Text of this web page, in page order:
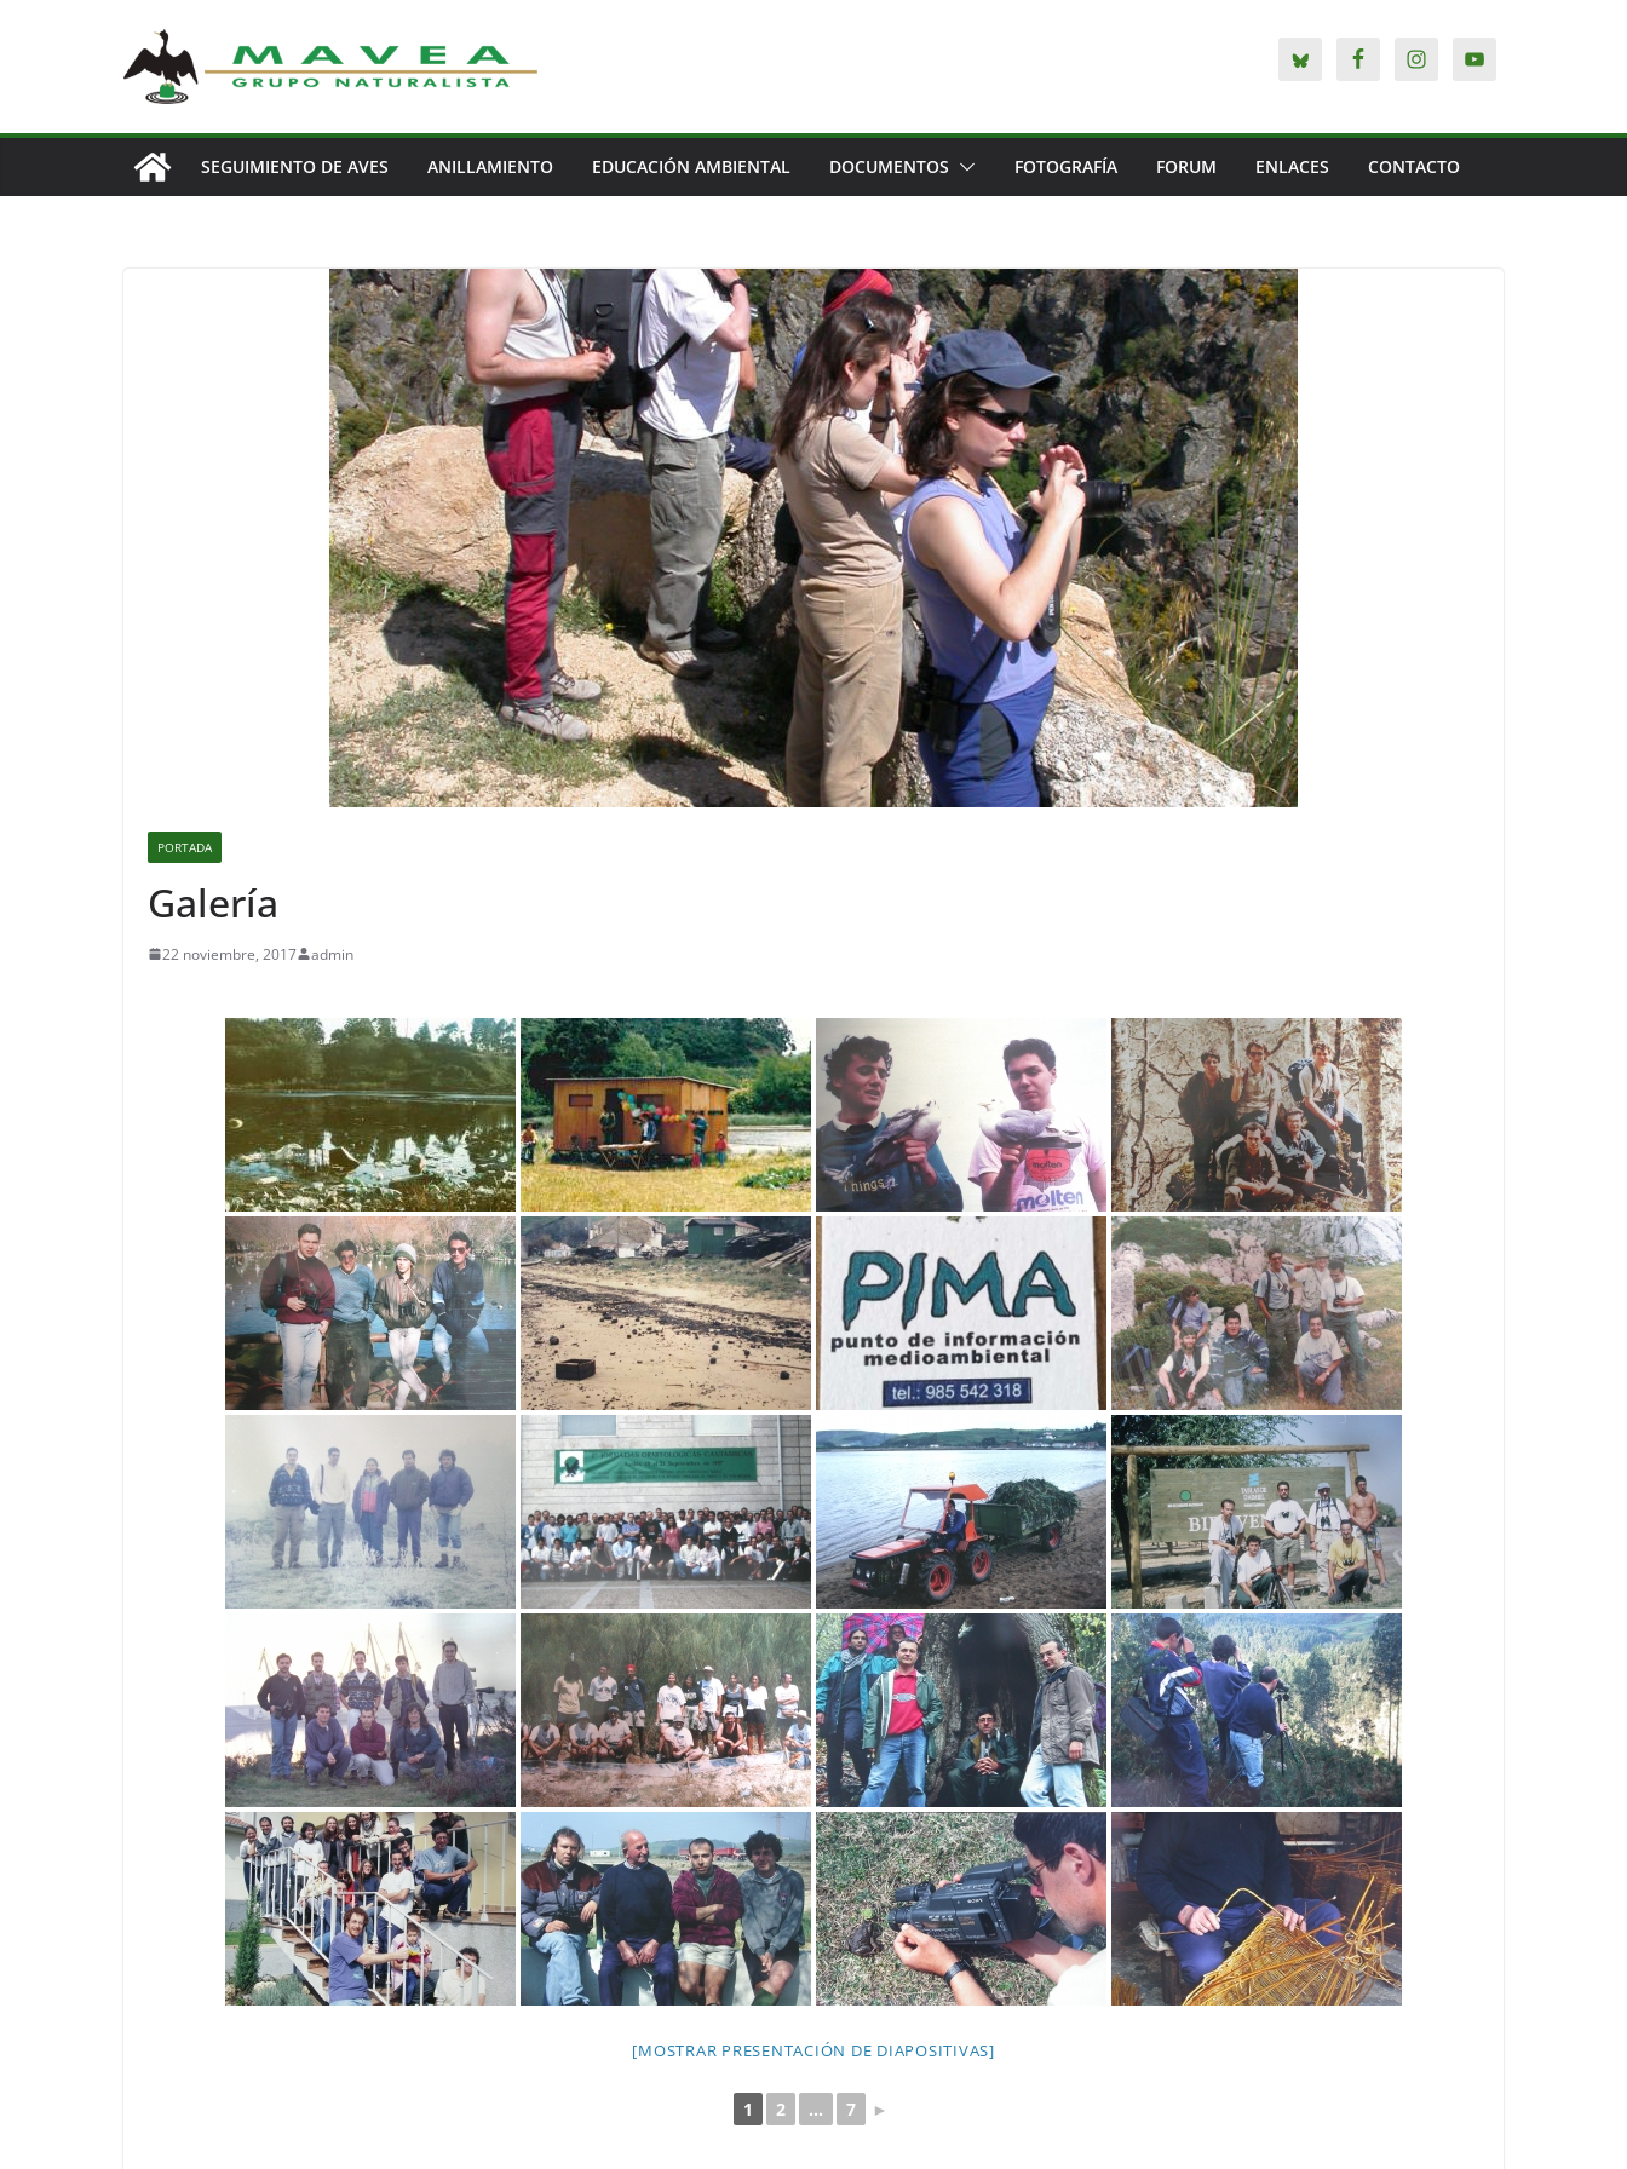
SEGUIMIENTO DE AVES ANILLAMIENTO EDUCACIÓN AMBIENTAL DOCUMENTOS FOTOGRAFÍA FORUM ENLACES CONTACTO
PORTADA
Galería
22 noviembre, 2017 admin
[MOSTRAR PRESENTACIÓN DE DIAPOSITIVAS]
1 2 ... 7 ►